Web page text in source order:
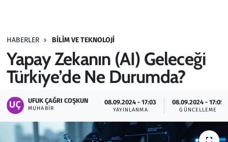
HABERLER BILIM VE TEKNOLOJI
Yapay Zekanın (AI) Geleceği
Türkiye’de Ne Durumda?
UFUK ÇAĞRI COŞKUN
MUHABIR
08.09.2024 - 17:03
YAYINLANMA
08.09.2024 - 17:05
GÜNCELLEME
Haber
Kültür Sanat
Kurumsal Haberler
Lezzet Durağı